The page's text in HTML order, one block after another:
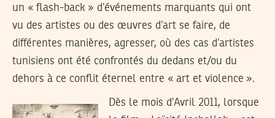
un « flash-back » d’événements marquants qui ont
vu des artistes ou des œuvres d’art se faire, de
différentes manières, agresser, où des cas d’artistes
tunisiens ont été confrontés du dedans et/ou du
dehors à ce conflit éternel entre « art et violence ».
Dès le mois d’Avril 2011, lorsque